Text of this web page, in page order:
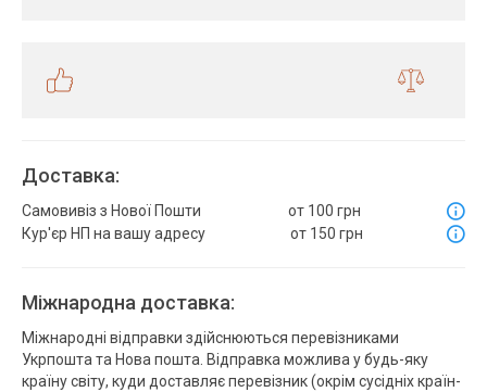
Доставка:
Самовивіз з Нової Пошти
от 100 грн
Кур'єр НП на вашу адресу
от 150 грн
Міжнародна доставка:
Міжнародні відправки здійснюються перевізниками
Укрпошта та Нова пошта. Відправка можлива у будь-яку
країну світу, куди доставляє перевізник (окрім сусідніх країн-